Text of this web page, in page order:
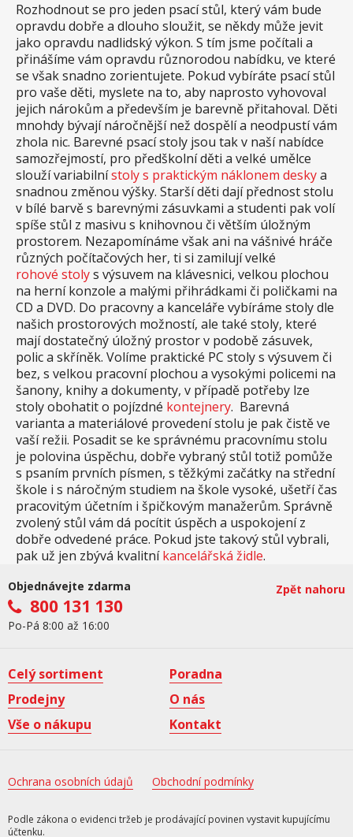
Rozhodnout se pro jeden psací stůl, který vám bude
opravdu dobře a dlouho sloužit, se někdy může jevit
jako opravdu nadlidský výkon. S tím jsme počítali a
přinášíme vám opravdu různorodou nabídku, ve které
se však snadno zorientujete. Pokud vybíráte psací stůl
pro vaše děti, myslete na to, aby naprosto vyhovoval
jejich nárokům a především je barevně přitahoval. Děti
mnohdy bývají náročnější než dospělí a neodpustí vám
zhola nic. Barevné psací stoly jsou tak v naší nabídce
samozřejmostí, pro předškolní děti a velké umělce
slouží variabilnístoly s praktickým náklonem deskya
snadnou změnou výšky. Starší děti dají přednost stolu
v bílé barvě s barevnými zásuvkami a studenti pak volí
spíše stůl z masivu s knihovnou či větším úložným
prostorem. Nezapomínáme však ani na vášnivé hráče
různých počítačových her, ti si zamilují velké
rohové stolys výsuvem na klávesnici, velkou plochou
na herní konzole a malými přihrádkami či poličkami na
CD a DVD. Do pracovny a kanceláře vybíráme stoly dle
našich prostorových možností, ale také stoly, které
mají dostatečný úložný prostor v podobě zásuvek,
polic a skříněk. Volíme praktické PC stoly s výsuvem či
bez, s velkou pracovní plochou a vysokými policemi na
šanony, knihy a dokumenty, v případě potřeby lze
stoly obohatit o pojízdné kontejnery. Barevná
varianta a materiálové provedení stolu je pak čistě ve
vaší režii. Posadit se ke správnému pracovnímu stolu
je polovina úspěchu, dobře vybraný stůl totiž pomůže
s psaním prvních písmen, s těžkými začátky na střední
škole i s náročným studiem na škole vysoké, ušetří čas
pracovitým účetním i špičkovým manažerům. Správně
zvolený stůl vám dá pocítit úspěch a uspokojení z
dobře odvedené práce. Pokud jste takový stůl vybrali,
pak už jen zbývá kvalitníkancelářská židle.
Objednávejte zdarma
800 131 130
Po-Pá 8:00 až 16:00
Zpět nahoru
Celý sortiment
Poradna
Prodejny
O nás
Vše o nákupu
Kontakt
Ochrana osobních údajů Obchodní podmínky
Podle zákona o evidenci tržeb je prodávající povinen vystavit kupujícímu
účtenku.